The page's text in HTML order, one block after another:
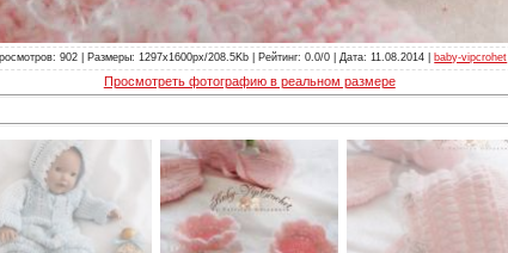
902 | Размеры: 1297x1600px/208.5Kb | Рейтинг: 0.0/0 | Дата: 11.08.2014 | baby-vipcrohet
Просмотреть фотографию в реальном размере